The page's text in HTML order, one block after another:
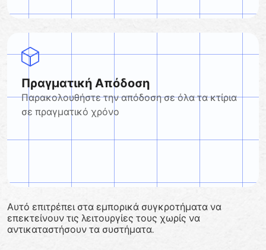
Πραγματική Απόδοση
Παρακολουθήστε την απόδοση σε όλα τα κτίρια
σε πραγματικό χρόνο
Αυτό επιτρέπει στα εμπορικά συγκροτήματα να
επεκτείνουν τις λειτουργίες τους χωρίς να
αντικαταστήσουν τα συστήματα.